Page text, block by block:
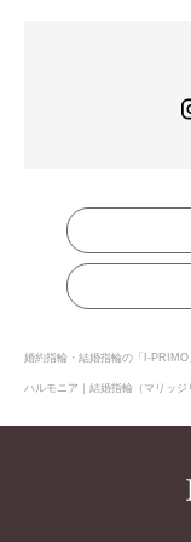
婚約指輪・結婚指輪の「I-PRIMO
ハルモニア｜結婚指輪（マリッ